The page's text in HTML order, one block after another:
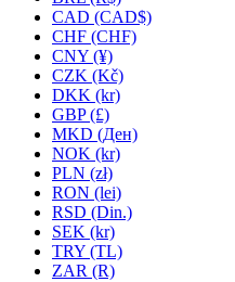
CAD (CAD$)
CHF (CHF)
CNY (¥)
CZK (Kč)
DKK (kr)
GBP (£)
MKD (Ден)
NOK (kr)
PLN (zł)
RON (lei)
RSD (Din.)
SEK (kr)
TRY (TL)
ZAR (R)